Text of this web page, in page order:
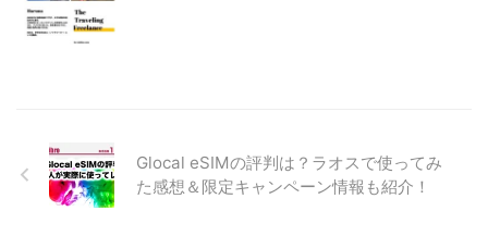
Glocal eSIMの評判は？ラオスで使ってみ
た感想＆限定キャンペーン情報も紹介！